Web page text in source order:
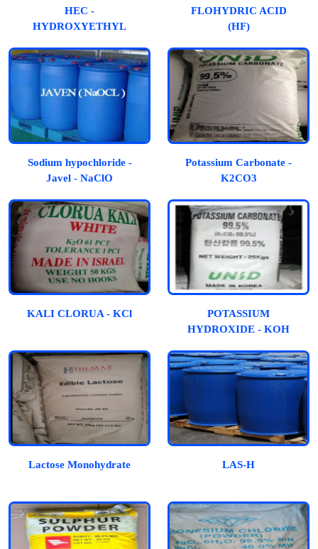
HEC -
HYDROXYETHYL
FLOHYDRIC ACID
(HF)
Sodium hypochloride -
Javel - NaClO
Potassium Carbonate -
K2CO3
KALI CLORUA - KCl
POTASSIUM
HYDROXIDE - KOH
Lactose Monohydrate LAS-H